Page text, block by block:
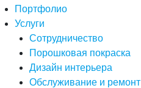
Портфолио
Услуги
Сотрудничество
Порошковая покраска
Дизайн интерьера
Обслуживание и ремонт